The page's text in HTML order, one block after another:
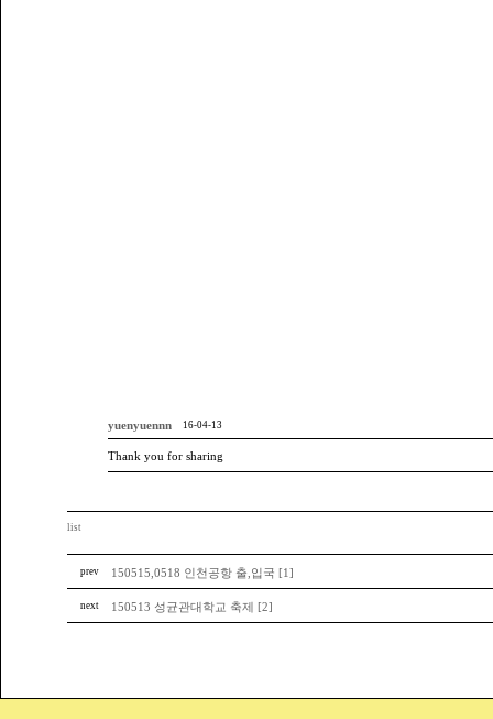
yuenyuennn 16-04-13
Thank you for sharing
list
prev 150515,0518 인천공항 출,입국 [1]
next 150513 성균관대학교 축제 [2]